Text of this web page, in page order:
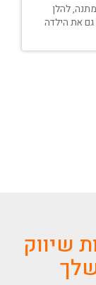
להלן
גם את הילדה
שיווק